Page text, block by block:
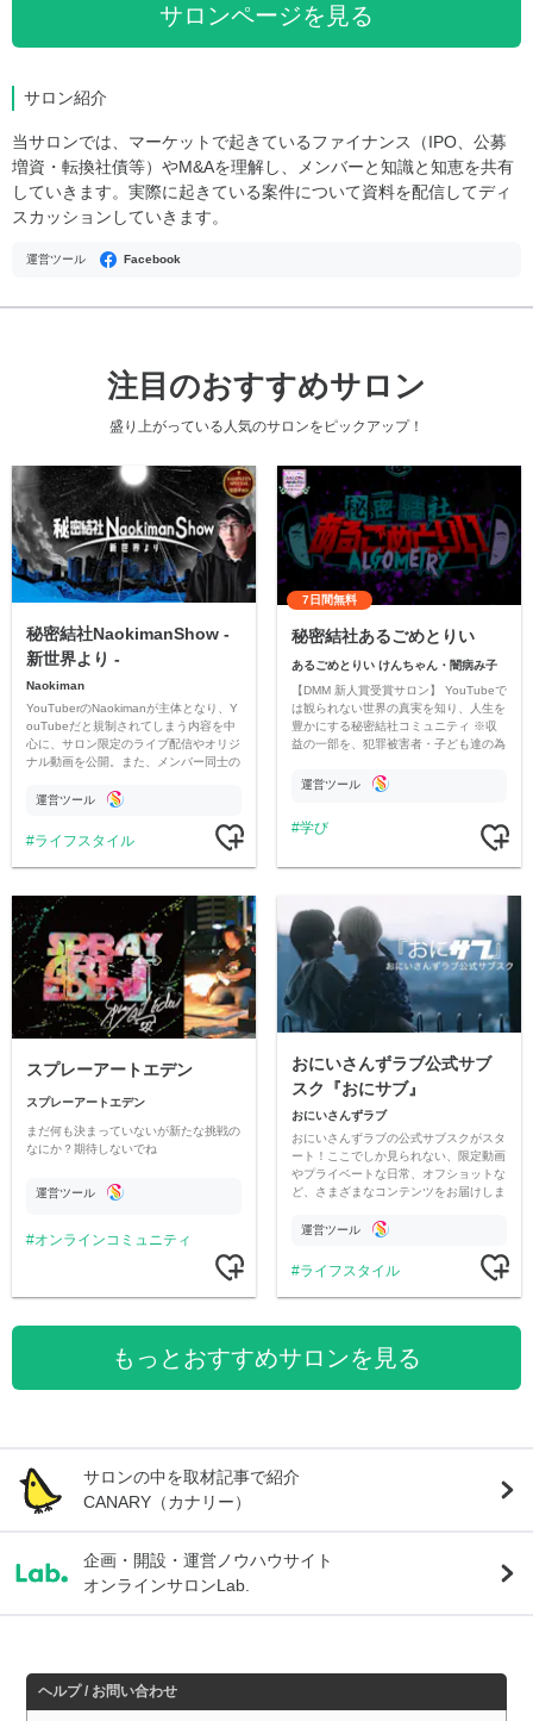
サロンページを見る
サロン紹介
当サロンでは、マーケットで起きているファイナンス（IPO、公募
増資・転換社債等）やM&Aを理解し、メンバーと知識と知恵を共有
していきます。実際に起きている案件について資料を配信してディ
スカッションしていきます。
運営ツール Facebook
注目のおすすめサロン
盛り上がっている人気のサロンをピックアップ！
秘密結社NaokimanShow -
新世界より -
Naokiman
YouTuberのNaokimanが主体となり、Y
ouTubeだと規制されてしまう内容を中
心に、サロン限定のライブ配信やオリジ
ナル動画を公開。また、メンバー同士の
ただいています。
運営ツール
ライフスタイル
7日間無料
秘密結社あるごめとりい
あるごめとりい けんちゃん・闇病み子
【DMM 新人賞受賞サロン】 YouTubeで
は観られない世界の真実を知り、人生を
豊かにする秘密結社コミュニティ ※収
益の一部を、犯罪被害者・子ども達の為
す運営ツール
学び
スプレーアートエデン
スプレーアートエデン
まだ何も決まっていないが新たな挑戦の
なにか？期待しないでね
運営ツール
オンラインコミュニティ
おにいさんずラブ公式サブ
スク『おにサブ』
おにいさんずラブ
おにいさんずラブの公式サブスクがスタ
ート！ここでしか見られない、限定動画
やプライベートな日常、オフショットな
ど、さまざまなコンテンツをお届けしま
運営ツール
ライフスタイル
もっとおすすめサロンを見る
サロンの中を取材記事で紹介
CANARY（カナリー）
企画・開設・運営ノウハウサイト
オンラインサロンLab.
ヘルプ / お問い合わせ